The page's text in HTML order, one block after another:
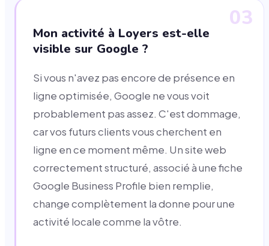
03
Mon activité à Loyers est-elle
visible sur Google ?
Si vous n'avez pas encore de présence en
ligne optimisée, Google ne vous voit
probablement pas assez. C'est dommage,
car vos futurs clients vous cherchent en
ligne en ce moment même. Un site web
correctement structuré, associé à une fiche
Google Business Profile bien remplie,
change complètement la donne pour une
activité locale comme la vôtre.